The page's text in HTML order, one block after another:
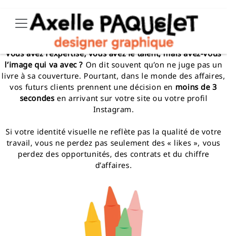
Votre image de marque : Propulseur de
croissance ou frein invisible ?
Vous avez l’expertise, vous avez le talent, mais avez-vous
l’image qui va avec ? On dit souvent qu’on ne juge pas un
livre à sa couverture. Pourtant, dans le monde des affaires,
vos futurs clients prennent une décision en moins de 3
secondesen arrivant sur votre site ou votre profil
Instagram.
Si votre identité visuelle ne reflète pas la qualité de votre
travail, vous ne perdez pas seulement des « likes », vous
perdez des opportunités, des contrats et du chiffre
d’affaires.